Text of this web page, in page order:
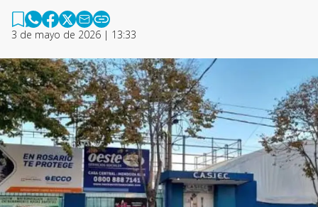
3 de mayo de 2026 | 13:33